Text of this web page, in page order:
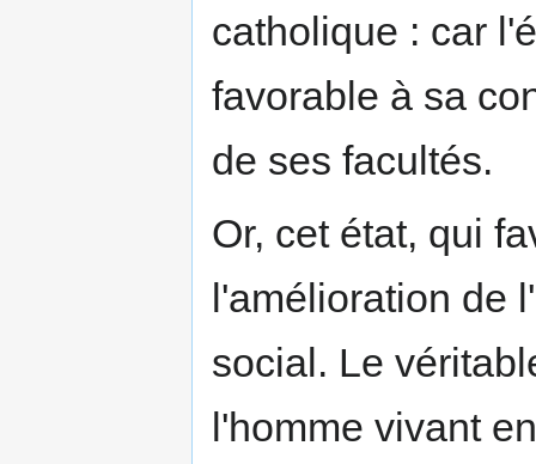
catholique : car
favorable à sa
de ses facultés.
Or, cet état, qui
l'amélioration de
social. Le
l'homme vivant